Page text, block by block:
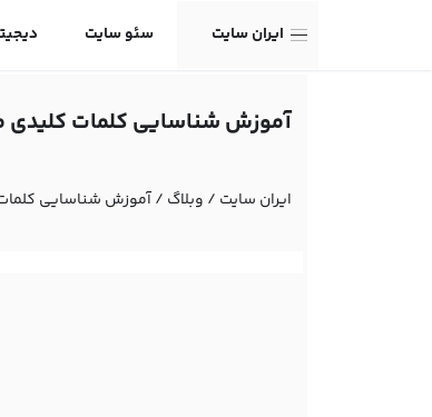
ایران سایت سئو سایت
آموزش شناسایی کلمات کلیدی
ایران سایت / وبلاگ /آموزش شناسایی